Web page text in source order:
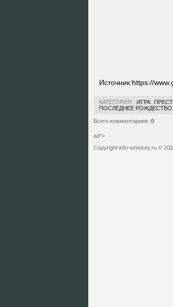
Источник:https://
КАТЕГОРИЯ: ИГРА
ПОСЛЕДНЕЕ РОЖДЕСТВО
Всего комментариев: 0
ad">
Copyright info-whiskey.ru ©